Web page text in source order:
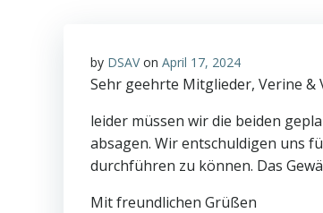
by DSAV on April 17, 2024
Sehr geehrte Mitglieder, Verine &
leider müssen wir die beiden
absagen. Wir entschuldigen uns
durchführen zu können. Das
Mit freundlichen Grüßen